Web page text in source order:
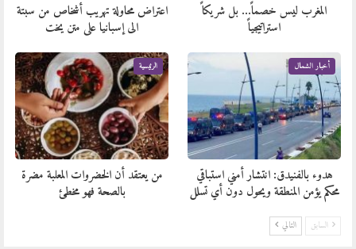
المغرب ليس خصماً… بل شريكاً
استراتيجياً
اعتراض محاولة تهريب أشخاص من سبتة
الى إسبانيا على متن يخت
أخبار الشمال
هدوء بالفنيدق: انتشار أمني استباقي
محكم يؤمن المنطقة ويحول دون أي تسلل
الرئيسية
من يعتقد أن الخضروات المعلبة مضرة
بالصحة فهو مخطئ
السابق التالي